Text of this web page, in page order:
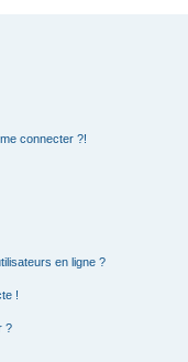
connecter ?!
en ligne ?
!
?